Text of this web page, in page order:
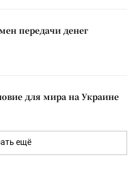
передачи денег
для мира на Украине
ещё